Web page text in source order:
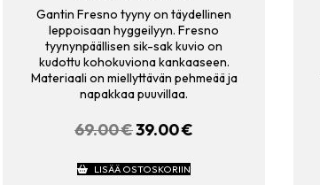
Gantin Fresno tyyny on täydellinen
leppoisaan hyggeilyyn. Fresno
tyynynpäällisen sik-sak kuvio on
kudottu kohokuviona kankaaseen.
Materiaali on miellyttävän pehmeää ja
napakkaa puuvillaa.
69.00€ALKUPERÄINEN
OLI:
69.00 €.
39.00€
LISÄÄ OSTOSKORIIN